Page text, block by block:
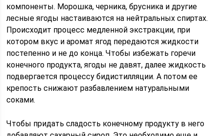
компоненты. Морошка, черника, брусника и другие
лесные ягоды настаиваются на нейтральных спиртах.
Происходит процесс медленной экстракции, при
котором вкус и аромат ягод передаются жидкости
постепенно и не до конца. Чтобы избежать горечи
конечного продукта, ягоды не давят, далее жидкость
подвергается процессу бидистилляции. А потом ее
крепость снижают разбавлением натуральными
соками.
Чтобы придать сладость конечному продукту в него